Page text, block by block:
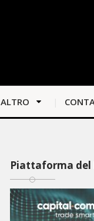
ALTRO
Piattaforma del